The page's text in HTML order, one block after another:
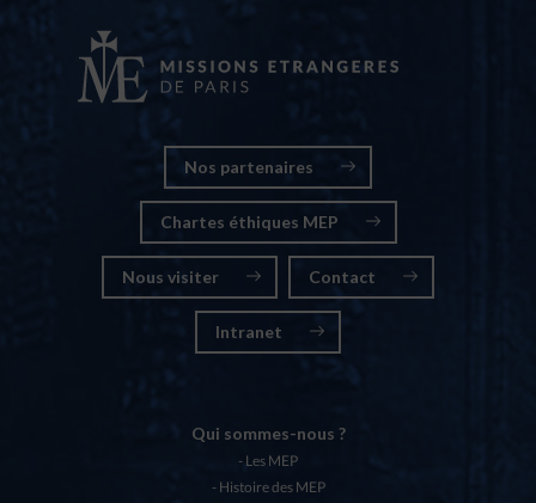
Nos partenaires
Chartes éthiques MEP
Nous visiter Contact
Intranet
Qui sommes-nous ?
Les MEP
Histoire des MEP